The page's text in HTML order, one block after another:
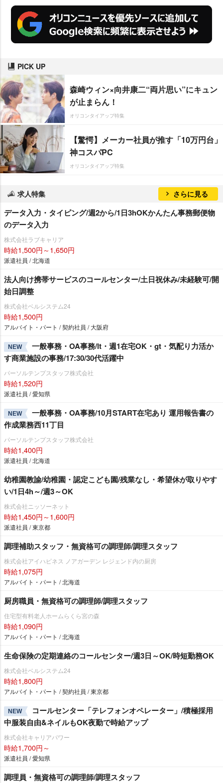
PICK UP
森崎ウィン×向井康二“両片思い”にキュン
が止まらん！
オリコンタイアップ特集
【驚愕】メーカー社員が推す「10万円台」
神コスパPC
オリコンタイアップ特集
求人特集 さらに見る
データ入力・タイピング/週2から/1日3hOKかんたん事務郵便物
のデータ入力
株式会社ラブキャリア
時給1,500円～1,650円
派遣社員 / 北海道
法人向け携帯サービスのコールセンター/土日祝休み/未経験可/開
始日調整
株式会社ベルシステム24
時給1,500円
アルバイト・パート / 契約社員 / 大阪府
NEW
一般事務・OA事務/lt・週1在宅OK・gt・気配り力活か
す商業施設の事務/17:30/30代活躍中
パーソルテンプスタッフ株式会社
時給1,520円
派遣社員 / 愛知県
NEW
一般事務・OA事務/10月START在宅あり 運用報告書の
作成業務西11丁目
パーソルテンプスタッフ株式会社
時給1,400円
派遣社員 / 北海道
幼稚園教諭/幼稚園・認定こども園/残業なし・希望休が取りやす
い/1日4h～/週3～OK
株式会社ニッソーネット
時給1,450円～1,600円
派遣社員 / 東京都
調理補助スタッフ・無資格可の調理師/調理スタッフ
株式会社アイハピネス ノアガーデン レジェンド内の厨房
時給1,075円
アルバイト・パート / 北海道
厨房職員・無資格可の調理師/調理スタッフ
住宅型有料老人ホームらくら宮の森
時給1,090円
アルバイト・パート / 北海道
生命保険の定期連絡のコールセンター/週3日～OK/時短勤務OK
株式会社ベルシステム24
時給1,800円
アルバイト・パート / 契約社員 / 東京都
NEW
コールセンター「テレフォンオペレーター」/積極採用
中服装自由&ネイルもOK夜勤で時給アップ
株式会社キャリアパワー
時給1,700円～
派遣社員 / 愛知県
調理員・無資格可の調理師/調理スタッフ